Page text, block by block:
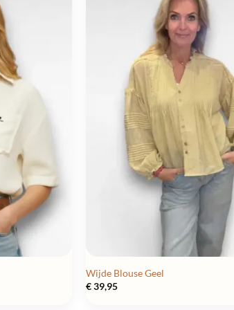
Wijde Blouse Geel
€39,95